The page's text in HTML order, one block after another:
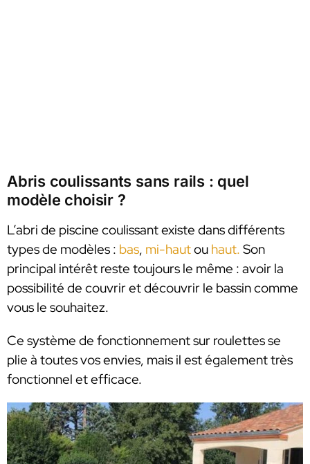
Abris coulissants sans rails : quel
modèle choisir ?
L’abri de piscine coulissant existe dans différents
types de modèles : bas, mi-hautou haut. Son
principal intérêt reste toujours le même : avoir la
possibilité de couvrir et découvrir le bassin comme
vous le souhaitez.
Ce système de fonctionnement sur roulettes se
plie à toutes vos envies, mais il est également très
fonctionnel et efficace.